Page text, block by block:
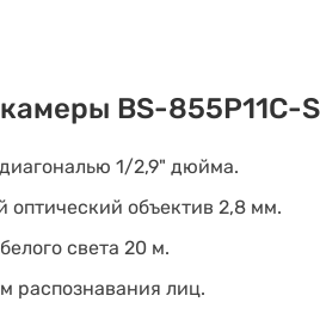
BS-855P11C-
1/2,9" дюйма.
оптический объектив 2,8 мм.
света 20 м.
распознавания лиц.